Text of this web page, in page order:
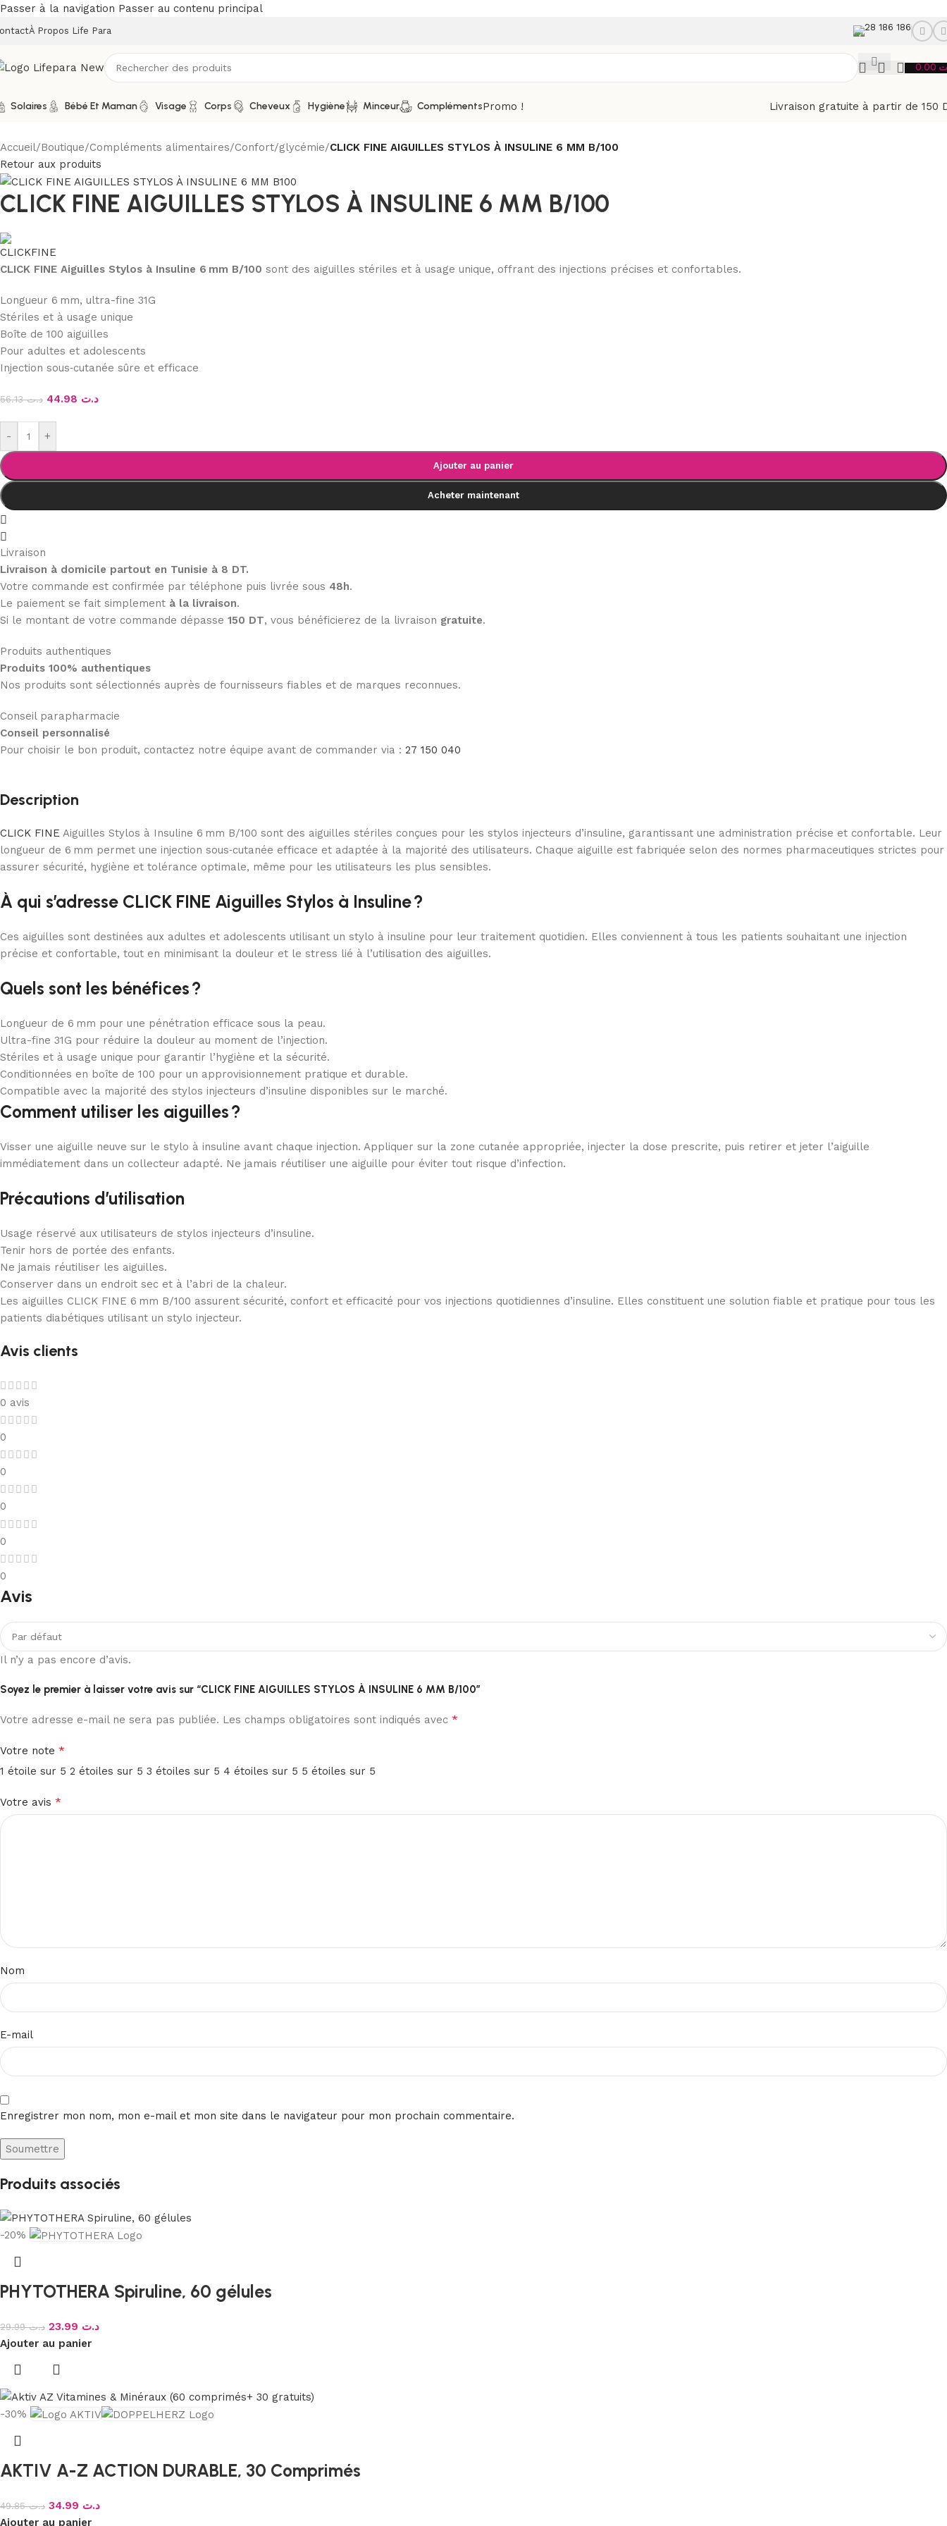
Passer à la navigation Passer au contenu principal
À Propos Life Para 28 186 186
Solaires Bébé Et Maman Visage Corps Cheveux Hygiène Minceur ComplémentsPromo ! Livraison gratuite à partir de 150
Accueil/Boutique/Compléments alimentaires/Confort/glycémie/CLICK FINE AIGUILLES STYLOS À INSULINE 6 MM B/100
Retour aux produits
CLICK FINE AIGUILLES STYLOS À INSULINE 6 MM B/100
CLICK FINE Aiguilles Stylos à Insuline 6 mm B/100 sont des aiguilles stériles et à usage unique, offrant des injections précises et confortables.
Longueur 6 mm, ultra-fine 31G
Stériles et à usage unique
Boîte de 100 aiguilles
Pour adultes et adolescents
Injection sous‑cutanée sûre et efficace
د.ت56.13 د.ت
- +
Ajouter au panier
Acheter maintenant
Livraison
Livraison à domicile partout en Tunisie à 8 DT.
Votre commande est confirmée par téléphone puis livrée sous 48h.
Le paiement se fait simplement à la livraison.
Si le montant de votre commande dépasse 150 DT, vous bénéficierez de la livraison gratuite.
Produits authentiques
Produits 100% authentiques
Nos produits sont sélectionnés auprès de fournisseurs fiables et de marques reconnues.
Conseil parapharmacie
Conseil personnalisé
Pour choisir le bon produit, contactez notre équipe avant de commander via : 27 150 040
Description
CLICK FINE Aiguilles Stylos à Insuline 6 mm B/100 sont des aiguilles stériles conçues pour les stylos injecteurs d’insuline, garantissant une administration précise et confortable. Leur
longueur de 6 mm permet une injection sous‑cutanée efficace et adaptée à la majorité des utilisateurs. Chaque aiguille est fabriquée selon des normes pharmaceutiques strictes pour
assurer sécurité, hygiène et tolérance optimale, même pour les utilisateurs les plus sensibles.
À qui s’adresse CLICK FINE Aiguilles Stylos à Insuline ?
Ces aiguilles sont destinées aux adultes et adolescents utilisant un stylo à insuline pour leur traitement quotidien. Elles conviennent à tous les patients souhaitant une injection
précise et confortable, tout en minimisant la douleur et le stress lié à l’utilisation des aiguilles.
Quels sont les bénéfices ?
Longueur de 6 mm pour une pénétration efficace sous la peau.
Ultra-fine 31G pour réduire la douleur au moment de l’injection.
Stériles et à usage unique pour garantir l’hygiène et la sécurité.
Conditionnées en boîte de 100 pour un approvisionnement pratique et durable.
Compatible avec la majorité des stylos injecteurs d’insuline disponibles sur le marché.
Comment utiliser les aiguilles ?
Visser une aiguille neuve sur le stylo à insuline avant chaque injection. Appliquer sur la zone cutanée appropriée, injecter la dose prescrite, puis retirer et jeter l’aiguille
immédiatement dans un collecteur adapté. Ne jamais réutiliser une aiguille pour éviter tout risque d’infection.
Précautions d’utilisation
Usage réservé aux utilisateurs de stylos injecteurs d’insuline.
Tenir hors de portée des enfants.
Ne jamais réutiliser les aiguilles.
Conserver dans un endroit sec et à l’abri de la chaleur.
Les aiguilles CLICK FINE 6 mm B/100 assurent sécurité, confort et efficacité pour vos injections quotidiennes d’insuline. Elles constituent une solution fiable et pratique pour tous les
patients diabétiques utilisant un stylo injecteur.
Avis clients
0 avis
0
0
0
0
0
Avis
Il n’y a pas encore d’avis.
Soyez le premier à laisser votre avis sur “CLICK FINE AIGUILLES STYLOS À INSULINE 6 MM B/100”
Votre adresse e-mail ne sera pas publiée. Les champs obligatoires sont indiqués avec *
Votre note *
1 étoile sur 5 2 étoiles sur 5 3 étoiles sur 5 4 étoiles sur 5 5 étoiles sur 5
Votre avis *
Nom
E-mail
Enregistrer mon nom, mon e-mail et mon site dans le navigateur pour mon prochain commentaire.
Produits associés
-20%
PHYTOTHERA Spiruline, 60 gélules
د.ت29.99 د.ت
Ajouter au panier
-30%
AKTIV A-Z ACTION DURABLE, 30 Comprimés
د.ت49.85 د.ت
Ajouter au panier